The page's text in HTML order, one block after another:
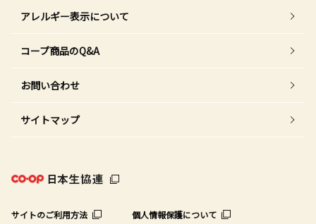
アレルギー表示について
コープ商品のQ&A
お問い合わせ
サイトマップ
サイトのご利用方法 個人情報保護について